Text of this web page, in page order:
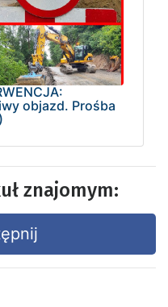
objazd. Prośba
znajomym: